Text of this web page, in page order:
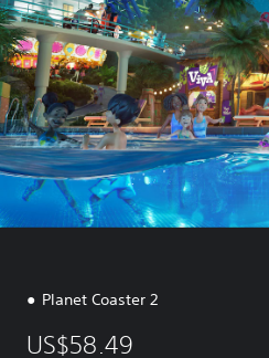
Planet Coaster 2
US$58.49